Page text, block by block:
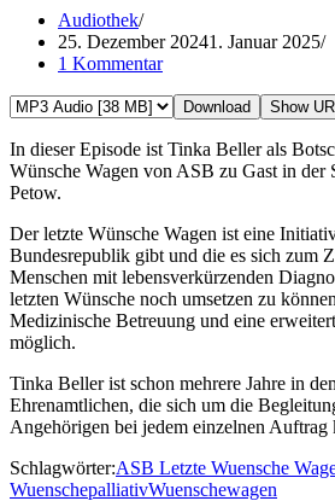
Audiothek
25. Dezember 20241. Januar 2025
1 Kommentar
Download Show URL
In dieser Episode ist Tinka Beller als
Wünsche Wagen von ASB zu Gast in der
Petow.
Der letzte Wünsche Wagen ist eine
Bundesrepublik gibt und die es sich zum
Menschen mit lebensverkürzenden
letzten Wünsche noch umsetzen zu
Medizinische Betreuung und eine
möglich.
Tinka Beller ist schon mehrere Jahre in
Ehrenamtlichen, die sich um die
Angehörigen bei jedem einzelnen Auftrag
Schlagwörter:ASB Letzte Wuensche
WuenschepalliativWuenschewagen